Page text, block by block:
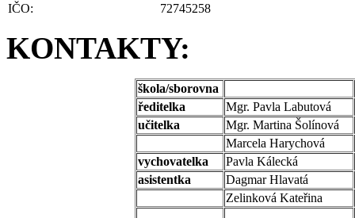
IČO:
72745258
KONTAKTY:
škola/sborovna
ředitelka
Mgr. Pavla Labutová
učitelka
Mgr. Martina Šolínová
Marcela Harychová
vychovatelka
Pavla Kálecká
asistentka
Dagmar Hlavatá
Zelinková Kateřina